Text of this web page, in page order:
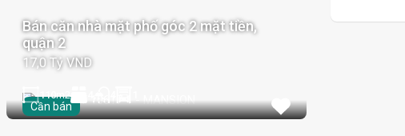
Cần bán
Bán căn nhà mặt phố góc 2 mặt tiền,
quận 2
17,0 Tỷ VND
110m2